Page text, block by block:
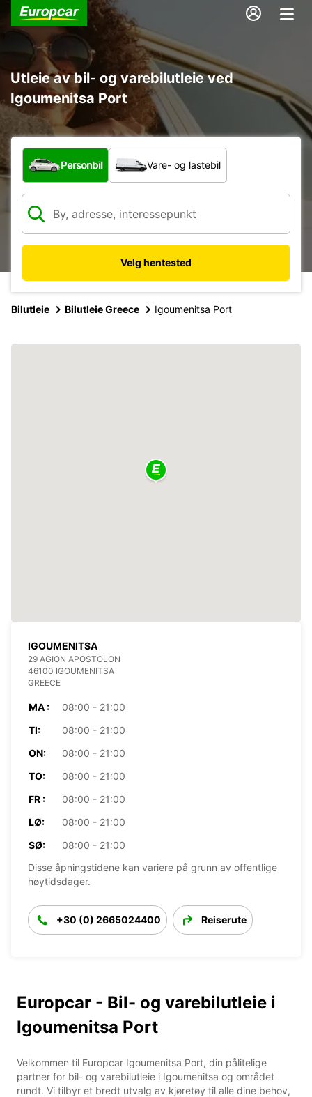
Utleie av bil- og varebilutleie ved
Igoumenitsa Port
Hvilken type bil?
Personbil Vare- og lastebil
Velg hentested
Bilutleie Bilutleie Greece Igoumenitsa Port
IGOUMENITSA
29 AGION APOSTOLON
46100 IGOUMENITSA
GREECE
MA :
08:00 - 21:00
TI:
08:00 - 21:00
ON:
08:00 - 21:00
TO:
08:00 - 21:00
FR :
08:00 - 21:00
LØ:
08:00 - 21:00
SØ:
08:00 - 21:00
Disse åpningstidene kan variere på grunn av offentlige
høytidsdager.
+30 (0) 2665024400 Reiserute
Europcar - Bil- og varebilutleie i
Igoumenitsa Port
Velkommen til Europcar Igoumenitsa Port, din pålitelige
partner for bil- og varebilutleie i Igoumenitsa og området
rundt. Vi tilbyr et bredt utvalg av kjøretøy til alle dine behov,